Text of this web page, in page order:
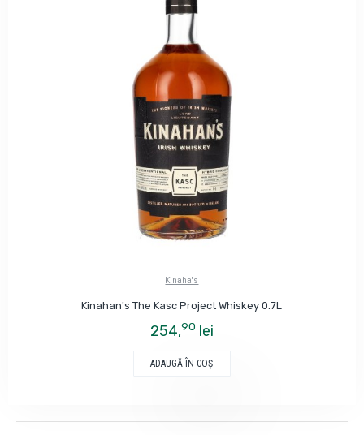
Kinaha's
Kinahan's The Kasc Project Whiskey 0.7L
254,90 lei
ADAUGĂ ÎN COŞ